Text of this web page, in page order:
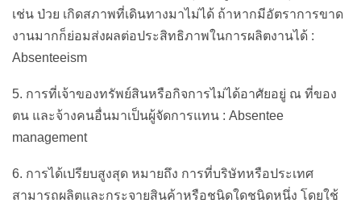
เช่น ป่วย เกิดสภาพที่เดินทางมาไม่ได้ ถ้าหากมีอัตราการขาด
งานมากก็ย่อมส่งผลต่อประสิทธิภาพในการผลิตงานได้ :
Absenteeism
5. การที่เจ้าของทรัพย์สินหรือกิจการไม่ได้อาศัยอยู่ ณ ที่ของ
ตน และจ้างคนอื่นมาเป็นผู้จัดการแทน : Absentee
management
6. การได้เปรียบสูงสุด หมายถึง การที่บริษัทหรือประเทศ
สามารถผลิตและกระจายสินค้าหรือชนิดใดชนิดหนึ่ง โดยใช้